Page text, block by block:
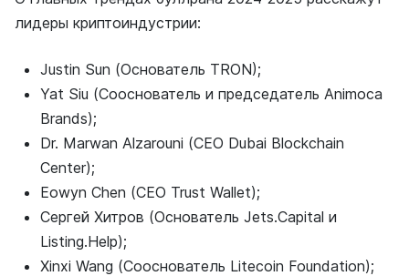
лидеры криптоиндустрии:
Justin Sun (Основатель TRON);
Yat Siu (Сооснователь и председатель Animoca
Brands);
Dr. Marwan Alzarouni (CEO Dubai Blockchain
Center);
Eowyn Chen (CEO Trust Wallet);
Сергей Хитров (Основатель Jets.Capital и
Listing.Help);
Xinxi Wang (Сооснователь Litecoin Foundation);